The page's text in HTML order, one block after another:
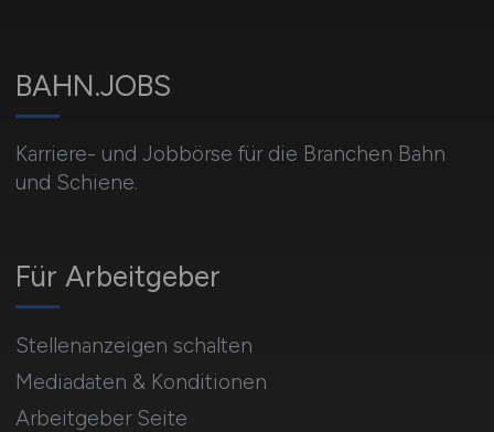
BAHN.JOBS
Karriere- und Jobbörse für die Branchen Bahn
und Schiene.
Für Arbeitgeber
Stellenanzeigen schalten
Mediadaten & Konditionen
Arbeitgeber Seite